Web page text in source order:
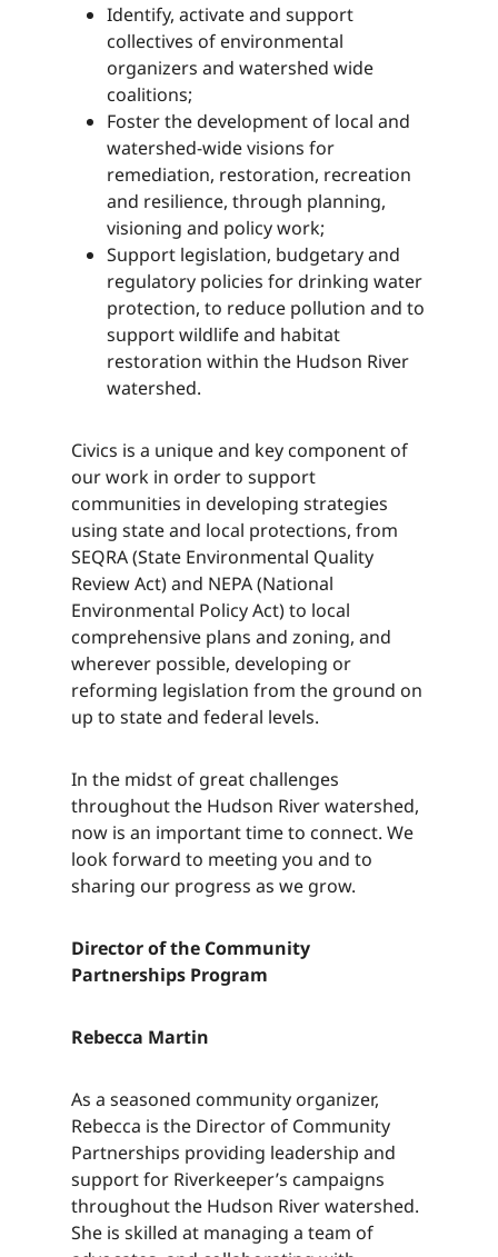
Identify, activate and support
collectives of environmental
organizers and watershed wide
coalitions;​​​​‌ ‍ ​‍​‍‌‍ ‌ ​‍‌‍‍‌‌‍‌ ‌‍‍‌‌‍ ‍​‍​‍​ ‍‍​‍​‍‌ ​ ‌‍​‌‌‍ ‍‌‍‍‌‌ ‌​‌ ‍‌​‍ ‍‌‍‍‌‌‍ ​‍​‍​‍ ​​‍​‍‌‍‍​‌ ​‍‌‍‌‌‌‍‌‍​‍​‍​ ‍‍​‍​‍‌‍‍​‌ ‌​‌ ‌​‌ ​​‌ ​ ​ ‍‍​‍ ​‍ ‌‍​ ‌‍ ‌‌ ​ ​‍ ‍‌‍ ‌‌‍​‌‌‍‍‌‌‍ ‍​‍ ‍​ ​‍​ ​​​ ​‍​ ‌​‌ ​‍‌‍‌‌‌‍‌​‌‍‌‌‌ ​ ‌‍‍‌‌‍‌ ‌‍ ‍​‍ ‍‌ ​‍‌‍‍‌‌ ‌‍‌‍‌‌‌ ​‍‌‍‍ ‌‍‌‌‌‍‌‌‌ ​​‌‍‌‌‌ ​‍​‍ ‍‌‍ ‌ ​‍‌‍‌ ​‍ ‌‍‍‌‌‍ ‍‌ ‌​‌‍‌‌‌‍ ‍‌ ‌​​‍ ‌‍‌‌‌‍‌​‌‍‍‌‌ ‌​​‍ ‌‍ ‌‌‍ ‌‍‌​‌‍‌‌​ ‌‌ ​​‌ ​‍‌‍‌‌‌ ​ ‌‍‌‌‌‍ ‍‌ ‌​‌‍​‌‌ ‌​‌‍‍‌‌‍ ‌‍ ‍​ ‍ ‌‍‍‌‌‍‌​​ ‌‌‍‌‍‌‍‌‌​ ‌​​ ​ ‌‍​‌​ ‍‌​ ‌ ​ ‌‍​‍ ‌​ ‍​​ ​ ​ ‍​​ ‍​​‍ ‌​ ‌​‌‍​‌​ ​‌​ ‌ ​‍ ‌‌‍​‍​ ‌ ‌‍​ ​ ​​​‍ ‌​ ‌​​ ‌‌​ ‌ ​ ‌​​ ​‍​ ‌‌​ ‍‌​ ​‌​ ​ ​ ‌‍​ ​ ‌‍​‌​ ‍ ‌ ‌​‌ ‍‌‌ ​​‌‍‌‌​ ‌‌‍​‌‌ ​‍‌ ‌​‌‍‍‌‌‍​ ‌‍ ​‌‍‌‌​ ‍ ‌ ​​‌‍​‌‌ ‌​‌‍‍​​ ‌‌‍​ ‌‍ ‌‍ ‍‌ ‌​‌‍‌‌‌‍ ‍‌ ‌​​‍‌‌​ ‌‌‌​​‍‌‌ ‌‍‍ ‌‍‌‌‌ ‍‌​‍‌‌​ ​ ‌​‌​​‍‌‌​ ​ ‌​‌​​‍‌‌​ ​‍​ ​‍​ ​‍​ ‌​‌‍‌‍​ ‍‌​ ​ ‌‍​ ‌‍​‍‌‍‌‍​ ‌​​ ​‌‌‍‌‌​ ​​​‍‌‌​ ​‍​ ​‍​‍‌‌​ ‌‌‌​‌​​‍ ‍‌‍​ ‌‍‍​‌‍‍‌‌‍ ​‌‍‌​‌ ​‍‌‍‌‌‌‍ ‍​‍‌‌​ ‌‌‌​​‍‌‌ ‌‍‍ ‌‍‌‌‌ ‍‌​‍‌‌​ ​ ‌​‌​​‍‌‌​ ​ ‌​‌​​‍‌‌​ ​‍​ ​‍​ ​‍​ ‌​‌‍‌‍​ ‍‌​ ​ ‌‍​ ‌‍​‍‌‍‌‍​ ‌​​ ​‌‌‍‌‌​ ​​​ ​​​‍‌‌​ ​‍​ ​‍​‍‌‌​ ‌‌‌​‌​​‍ ‍‌ ‌​‌‍‌‌‌ ‍​‌ ‌​​ ‌‍​‍‌‍​‌‌ ​ ‌‍‌‌‌‌‌‌‌ ​‍‌‍ ​​ ‌‌‍‍​‌ ‌​‌ ‌​‌ ​​‌ ​ ​‍‌‌​ ​ ‌​​‌​‍‌‌​ ​‍‌​‌‍​‍‌‌​ ​‍‌​‌‍‌‍​ ‌‍ ‌‌ ​ ​‍ ‍‌‍ ‌‌‍​‌‌‍‍‌‌‍ ‍​‍ ‍​ ​‍​ ​​​ ​‍​ ‌​‌ ​‍‌‍‌‌‌‍‌​‌‍‌‌‌ ​ ‌‍‍‌‌‍‌ ‌‍ ‍​‍ ‍‌ ​‍‌‍‍‌‌ ‌‍‌‍‌‌‌ ​‍‌‍‍ ‌‍‌‌‌‍‌‌‌ ​​‌‍‌‌‌ ​‍​‍ ‍‌‍ ‌ ​‍‌‍‌ ​‍‌‍‌‍‍‌‌‍‌​​ ‌‌‍‌‍‌‍‌‌​ ‌​​ ​ ‌‍​‌​ ‍‌​ ‌ ​ ‌‍​‍ ‌​ ‍​​ ​ ​ ‍​​ ‍​​‍ ‌​ ‌​‌‍​‌​ ​‌​ ‌ ​‍ ‌‌‍​‍​ ‌ ‌‍​ ​ ​​​‍ ‌​ ‌​​ ‌‌​ ‌ ​ ‌​​ ​‍​ ‌‌​ ‍‌​ ​‌​ ​ ​ ‌‍​ ​ ‌‍​‌​‍‌‍‌ ‌​‌ ‍‌‌ ​​‌‍‌‌​ ‌‌‍​‌‌ ​‍‌ ‌​‌‍‍‌‌‍​ ‌‍ ​‌‍‌‌​‍‌‍‌ ​​‌‍​‌‌ ‌​‌‍‍​​ ‌‌‍​ ‌‍ ‌‍ ‍‌ ‌​‌‍‌‌‌‍ ‍‌ ‌​​‍‌‌​ ‌‌‌​​‍‌‌ ‌‍‍ ‌‍‌‌‌ ‍‌​‍‌‌​ ​ ‌​‌​​‍‌‌​ ​ ‌​‌​​‍‌‌​ ​‍​ ​‍​ ​‍​ ‌​‌‍‌‍​ ‍‌​ ​ ‌‍​ ‌‍​‍‌‍‌‍​ ‌​​ ​‌‌‍‌‌​ ​​​‍‌‌​ ​‍​ ​‍​‍‌‌​ ‌‌‌​‌​​‍ ‍‌‍​ ‌‍‍​‌‍‍‌‌‍ ​‌‍‌​‌ ​‍‌‍‌‌‌‍ ‍​‍‌‌​ ‌‌‌​​‍‌‌ ‌‍‍ ‌‍‌‌‌ ‍‌​‍‌‌​ ​ ‌​‌​​‍‌‌​ ​ ‌​‌​​‍‌‌​ ​‍​ ​‍​ ​‍​ ‌​‌‍‌‍​ ‍‌​ ​ ‌‍​ ‌‍​‍‌‍‌‍​ ‌​​ ​‌‌‍‌‌​ ​​​ ​​​‍‌‌​ ​‍​ ​‍​‍‌‌​ ‌‌‌​‌​​‍ ‍‌ ‌​‌‍‌‌‌ ‍​‌ ‌​​‍‌‍‌ ​​‌‍‌‌‌ ​‍‌ ​ ‌ ​​‌‍‌‌‌‍​ ‌ ‌​‌‍‍‌‌ ‌‍‌‍‌‌​ ‌‌ ​​‌ ‌‌‌‍​‍‌‍ ​‌‍‍‌‌ ​ ‌‍‍​‌‍‌‌‌‍‌​​‍​‍‌ ‌
Foster the development of local and
watershed-wide visions for
remediation, restoration, recreation
and resilience, through planning,
visioning and policy work;​​​​‌ ‍ ​‍​‍‌‍ ‌ ​‍‌‍‍‌‌‍‌ ‌‍‍‌‌‍ ‍​‍​‍​ ‍‍​‍​‍‌ ​ ‌‍​‌‌‍ ‍‌‍‍‌‌ ‌​‌ ‍‌​‍ ‍‌‍‍‌‌‍ ​‍​‍​‍ ​​‍​‍‌‍‍​‌ ​‍‌‍‌‌‌‍‌‍​‍​‍​ ‍‍​‍​‍‌‍‍​‌ ‌​‌ ‌​‌ ​​‌ ​ ​ ‍‍​‍ ​‍ ‌‍​ ‌‍ ‌‌ ​ ​‍ ‍‌‍ ‌‌‍​‌‌‍‍‌‌‍ ‍​‍ ‍​ ​‍​ ​​​ ​‍​ ‌​‌ ​‍‌‍‌‌‌‍‌​‌‍‌‌‌ ​ ‌‍‍‌‌‍‌ ‌‍ ‍​‍ ‍‌ ​‍‌‍‍‌‌ ‌‍‌‍‌‌‌ ​‍‌‍‍ ‌‍‌‌‌‍‌‌‌ ​​‌‍‌‌‌ ​‍​‍ ‍‌‍ ‌ ​‍‌‍‌ ​‍ ‌‍‍‌‌‍ ‍‌ ‌​‌‍‌‌‌‍ ‍‌ ‌​​‍ ‌‍‌‌‌‍‌​‌‍‍‌‌ ‌​​‍ ‌‍ ‌‌‍ ‌‍‌​‌‍‌‌​ ‌‌ ​​‌ ​‍‌‍‌‌‌ ​ ‌‍‌‌‌‍ ‍‌ ‌​‌‍​‌‌ ‌​‌‍‍‌‌‍ ‌‍ ‍​ ‍ ‌‍‍‌‌‍‌​​ ‌‌‍‌‍‌‍‌‌​ ‌​​ ​ ‌‍​‌​ ‍‌​ ‌ ​ ‌‍​‍ ‌​ ‍​​ ​ ​ ‍​​ ‍​​‍ ‌​ ‌​‌‍​‌​ ​‌​ ‌ ​‍ ‌‌‍​‍​ ‌ ‌‍​ ​ ​​​‍ ‌​ ‌​​ ‌‌​ ‌ ​ ‌​​ ​‍​ ‌‌​ ‍‌​ ​‌​ ​ ​ ‌‍​ ​ ‌‍​‌​ ‍ ‌ ‌​‌ ‍‌‌ ​​‌‍‌‌​ ‌‌‍​‌‌ ​‍‌ ‌​‌‍‍‌‌‍​ ‌‍ ​‌‍‌‌​ ‍ ‌ ​​‌‍​‌‌ ‌​‌‍‍​​ ‌‌‍​ ‌‍ ‌‍ ‍‌ ‌​‌‍‌‌‌‍ ‍‌ ‌​​‍‌‌​ ‌‌‌​​‍‌‌ ‌‍‍ ‌‍‌‌‌ ‍‌​‍‌‌​ ​ ‌​‌​​‍‌‌​ ​ ‌​‌​​‍‌‌​ ​‍​ ​‍​ ‌‌​ ‍‌​ ​‌​ ​‍‌‍​‍​ ‌​‌‍‌‍‌‍‌‍​ ‍‌​ ​ ​ ‌ ‌‍‌‍​‍‌‌​ ​‍​ ​‍​‍‌‌​ ‌‌‌​‌​​‍ ‍‌‍​ ‌‍‍​‌‍‍‌‌‍ ​‌‍‌​‌ ​‍‌‍‌‌‌‍ ‍​‍‌‌​ ‌‌‌​​‍‌‌ ‌‍‍ ‌‍‌‌‌ ‍‌​‍‌‌​ ​ ‌​‌​​‍‌‌​ ​ ‌​‌​​‍‌‌​ ​‍​ ​‍​ ‌‌​ ‍‌​ ​‌​ ​‍‌‍​‍​ ‌​‌‍‌‍‌‍‌‍​ ‍‌​ ​ ​ ‌ ‌‍‌‍​ ​​​‍‌‌​ ​‍​ ​‍​‍‌‌​ ‌‌‌​‌​​‍ ‍‌ ‌​‌‍‌‌‌ ‍​‌ ‌​​ ‌‍​‍‌‍​‌‌ ​ ‌‍‌‌‌‌‌‌‌ ​‍‌‍ ​​ ‌‌‍‍​‌ ‌​‌ ‌​‌ ​​‌ ​ ​‍‌‌​ ​ ‌​​‌​‍‌‌​ ​‍‌​‌‍​‍‌‌​ ​‍‌​‌‍‌‍​ ‌‍ ‌‌ ​ ​‍ ‍‌‍ ‌‌‍​‌‌‍‍‌‌‍ ‍​‍ ‍​ ​‍​ ​​​ ​‍​ ‌​‌ ​‍‌‍‌‌‌‍‌​‌‍‌‌‌ ​ ‌‍‍‌‌‍‌ ‌‍ ‍​‍ ‍‌ ​‍‌‍‍‌‌ ‌‍‌‍‌‌‌ ​‍‌‍‍ ‌‍‌‌‌‍‌‌‌ ​​‌‍‌‌‌ ​‍​‍ ‍‌‍ ‌ ​‍‌‍‌ ​‍‌‍‌‍‍‌‌‍‌​​ ‌‌‍‌‍‌‍‌‌​ ‌​​ ​ ‌‍​‌​ ‍‌​ ‌ ​ ‌‍​‍ ‌​ ‍​​ ​ ​ ‍​​ ‍​​‍ ‌​ ‌​‌‍​‌​ ​‌​ ‌ ​‍ ‌‌‍​‍​ ‌ ‌‍​ ​ ​​​‍ ‌​ ‌​​ ‌‌​ ‌ ​ ‌​​ ​‍​ ‌‌​ ‍‌​ ​‌​ ​ ​ ‌‍​ ​ ‌‍​‌​‍‌‍‌ ‌​‌ ‍‌‌ ​​‌‍‌‌​ ‌‌‍​‌‌ ​‍‌ ‌​‌‍‍‌‌‍​ ‌‍ ​‌‍‌‌​‍‌‍‌ ​​‌‍​‌‌ ‌​‌‍‍​​ ‌‌‍​ ‌‍ ‌‍ ‍‌ ‌​‌‍‌‌‌‍ ‍‌ ‌​​‍‌‌​ ‌‌‌​​‍‌‌ ‌‍‍ ‌‍‌‌‌ ‍‌​‍‌‌​ ​ ‌​‌​​‍‌‌​ ​ ‌​‌​​‍‌‌​ ​‍​ ​‍​ ‌‌​ ‍‌​ ​‌​ ​‍‌‍​‍​ ‌​‌‍‌‍‌‍‌‍​ ‍‌​ ​ ​ ‌ ‌‍‌‍​‍‌‌​ ​‍​ ​‍​‍‌‌​ ‌‌‌​‌​​‍ ‍‌‍​ ‌‍‍​‌‍‍‌‌‍ ​‌‍‌​‌ ​‍‌‍‌‌‌‍ ‍​‍‌‌​ ‌‌‌​​‍‌‌ ‌‍‍ ‌‍‌‌‌ ‍‌​‍‌‌​ ​ ‌​‌​​‍‌‌​ ​ ‌​‌​​‍‌‌​ ​‍​ ​‍​ ‌‌​ ‍‌​ ​‌​ ​‍‌‍​‍​ ‌​‌‍‌‍‌‍‌‍​ ‍‌​ ​ ​ ‌ ‌‍‌‍​ ​​​‍‌‌​ ​‍​ ​‍​‍‌‌​ ‌‌‌​‌​​‍ ‍‌ ‌​‌‍‌‌‌ ‍​‌ ‌​​‍‌‍‌ ​​‌‍‌‌‌ ​‍‌ ​ ‌ ​​‌‍‌‌‌‍​ ‌ ‌​‌‍‍‌‌ ‌‍‌‍‌‌​ ‌‌ ​​‌ ‌‌‌‍​‍‌‍ ​‌‍‍‌‌ ​ ‌‍‍​‌‍‌‌‌‍‌​​‍​‍‌ ‌
Support legislation, budgetary and
regulatory policies for drinking water
protection, to reduce pollution and to
support wildlife and habitat
restoration within the Hudson River
watershed.​​​​‌ ‍ ​‍​‍‌‍ ‌ ​‍‌‍‍‌‌‍‌ ‌‍‍‌‌‍ ‍​‍​‍​ ‍‍​‍​‍‌ ​ ‌‍​‌‌‍ ‍‌‍‍‌‌ ‌​‌ ‍‌​‍ ‍‌‍‍‌‌‍ ​‍​‍​‍ ​​‍​‍‌‍‍​‌ ​‍‌‍‌‌‌‍‌‍​‍​‍​ ‍‍​‍​‍‌‍‍​‌ ‌​‌ ‌​‌ ​​‌ ​ ​ ‍‍​‍ ​‍ ‌‍​ ‌‍ ‌‌ ​ ​‍ ‍‌‍ ‌‌‍​‌‌‍‍‌‌‍ ‍​‍ ‍​ ​‍​ ​​​ ​‍​ ‌​‌ ​‍‌‍‌‌‌‍‌​‌‍‌‌‌ ​ ‌‍‍‌‌‍‌ ‌‍ ‍​‍ ‍‌ ​‍‌‍‍‌‌ ‌‍‌‍‌‌‌ ​‍‌‍‍ ‌‍‌‌‌‍‌‌‌ ​​‌‍‌‌‌ ​‍​‍ ‍‌‍ ‌ ​‍‌‍‌ ​‍ ‌‍‍‌‌‍ ‍‌ ‌​‌‍‌‌‌‍ ‍‌ ‌​​‍ ‌‍‌‌‌‍‌​‌‍‍‌‌ ‌​​‍ ‌‍ ‌‌‍ ‌‍‌​‌‍‌‌​ ‌‌ ​​‌ ​‍‌‍‌‌‌ ​ ‌‍‌‌‌‍ ‍‌ ‌​‌‍​‌‌ ‌​‌‍‍‌‌‍ ‌‍ ‍​ ‍ ‌‍‍‌‌‍‌​​ ‌‌‍‌‍‌‍‌‌​ ‌​​ ​ ‌‍​‌​ ‍‌​ ‌ ​ ‌‍​‍ ‌​ ‍​​ ​ ​ ‍​​ ‍​​‍ ‌​ ‌​‌‍​‌​ ​‌​ ‌ ​‍ ‌‌‍​‍​ ‌ ‌‍​ ​ ​​​‍ ‌​ ‌​​ ‌‌​ ‌ ​ ‌​​ ​‍​ ‌‌​ ‍‌​ ​‌​ ​ ​ ‌‍​ ​ ‌‍​‌​ ‍ ‌ ‌​‌ ‍‌‌ ​​‌‍‌‌​ ‌‌‍​‌‌ ​‍‌ ‌​‌‍‍‌‌‍​ ‌‍ ​‌‍‌‌​ ‍ ‌ ​​‌‍​‌‌ ‌​‌‍‍​​ ‌‌‍​ ‌‍ ‌‍ ‍‌ ‌​‌‍‌‌‌‍ ‍‌ ‌​​‍‌‌​ ‌‌‌​​‍‌‌ ‌‍‍ ‌‍‌‌‌ ‍‌​‍‌‌​ ​ ‌​‌​​‍‌‌​ ​ ‌​‌​​‍‌‌​ ​‍​ ​‍​ ‌​​ ‍​​ ‌‍​ ​​​ ​‌​ ‌ ‌‍​‌‌‍​‍​ ‌‌‌‍​‍​ ‍‌‌‍‌‍​‍‌‌​ ​‍​ ​‍​‍‌‌​ ‌‌‌​‌​​‍ ‍‌‍​ ‌‍‍​‌‍‍‌‌‍ ​‌‍‌​‌ ​‍‌‍‌‌‌‍ ‍​‍‌‌​ ‌‌‌​​‍‌‌ ‌‍‍ ‌‍‌‌‌ ‍‌​‍‌‌​ ​ ‌​‌​​‍‌‌​ ​ ‌​‌​​‍‌‌​ ​‍​ ​‍​ ‌​​ ‍​​ ‌‍​ ​​​ ​‌​ ‌ ‌‍​‌‌‍​‍​ ‌‌‌‍​‍​ ‍‌‌‍‌‍​ ​​​‍‌‌​ ​‍​ ​‍​‍‌‌​ ‌‌‌​‌​​‍ ‍‌ ‌​‌‍‌‌‌ ‍​‌ ‌​​ ‌‍​‍‌‍​‌‌ ​ ‌‍‌‌‌‌‌‌‌ ​‍‌‍ ​​ ‌‌‍‍​‌ ‌​‌ ‌​‌ ​​‌ ​ ​‍‌‌​ ​ ‌​​‌​‍‌‌​ ​‍‌​‌‍​‍‌‌​ ​‍‌​‌‍‌‍​ ‌‍ ‌‌ ​ ​‍ ‍‌‍ ‌‌‍​‌‌‍‍‌‌‍ ‍​‍ ‍​ ​‍​ ​​​ ​‍​ ‌​‌ ​‍‌‍‌‌‌‍‌​‌‍‌‌‌ ​ ‌‍‍‌‌‍‌ ‌‍ ‍​‍ ‍‌ ​‍‌‍‍‌‌ ‌‍‌‍‌‌‌ ​‍‌‍‍ ‌‍‌‌‌‍‌‌‌ ​​‌‍‌‌‌ ​‍​‍ ‍‌‍ ‌ ​‍‌‍‌ ​‍‌‍‌‍‍‌‌‍‌​​ ‌‌‍‌‍‌‍‌‌​ ‌​​ ​ ‌‍​‌​ ‍‌​ ‌ ​ ‌‍​‍ ‌​ ‍​​ ​ ​ ‍​​ ‍​​‍ ‌​ ‌​‌‍​‌​ ​‌​ ‌ ​‍ ‌‌‍​‍​ ‌ ‌‍​ ​ ​​​‍ ‌​ ‌​​ ‌‌​ ‌ ​ ‌​​ ​‍​ ‌‌​ ‍‌​ ​‌​ ​ ​ ‌‍​ ​ ‌‍​‌​‍‌‍‌ ‌​‌ ‍‌‌ ​​‌‍‌‌​ ‌‌‍​‌‌ ​‍‌ ‌​‌‍‍‌‌‍​ ‌‍ ​‌‍‌‌​‍‌‍‌ ​​‌‍​‌‌ ‌​‌‍‍​​ ‌‌‍​ ‌‍ ‌‍ ‍‌ ‌​‌‍‌‌‌‍ ‍‌ ‌​​‍‌‌​ ‌‌‌​​‍‌‌ ‌‍‍ ‌‍‌‌‌ ‍‌​‍‌‌​ ​ ‌​‌​​‍‌‌​ ​ ‌​‌​​‍‌‌​ ​‍​ ​‍​ ‌​​ ‍​​ ‌‍​ ​​​ ​‌​ ‌ ‌‍​‌‌‍​‍​ ‌‌‌‍​‍​ ‍‌‌‍‌‍​‍‌‌​ ​‍​ ​‍​‍‌‌​ ‌‌‌​‌​​‍ ‍‌‍​ ‌‍‍​‌‍‍‌‌‍ ​‌‍‌​‌ ​‍‌‍‌‌‌‍ ‍​‍‌‌​ ‌‌‌​​‍‌‌ ‌‍‍ ‌‍‌‌‌ ‍‌​‍‌‌​ ​ ‌​‌​​‍‌‌​ ​ ‌​‌​​‍‌‌​ ​‍​ ​‍​ ‌​​ ‍​​ ‌‍​ ​​​ ​‌​ ‌ ‌‍​‌‌‍​‍​ ‌‌‌‍​‍​ ‍‌‌‍‌‍​ ​​​‍‌‌​ ​‍​ ​‍​‍‌‌​ ‌‌‌​‌​​‍ ‍‌ ‌​‌‍‌‌‌ ‍​‌ ‌​​‍‌‍‌ ​​‌‍‌‌‌ ​‍‌ ​ ‌ ​​‌‍‌‌‌‍​ ‌ ‌​‌‍‍‌‌ ‌‍‌‍‌‌​ ‌‌ ​​‌ ‌‌‌‍​‍‌‍ ​‌‍‍‌‌ ​ ‌‍‍​‌‍‌‌‌‍‌​​‍​‍‌ ‌
Civics is a unique and key component of
our work in order to support
communities in developing strategies
using state and local protections, from
SEQRA (State Environmental Quality
Review Act) and NEPA (National
Environmental Policy Act) to local
comprehensive plans and zoning, and
wherever possible, developing or
reforming legislation from the ground on
up to state and federal levels.​​​​‌ ‍ ​‍​‍‌‍ ‌ ​‍‌‍‍‌‌‍‌ ‌‍‍‌‌‍ ‍​‍​‍​ ‍‍​‍​‍‌ ​ ‌‍​‌‌‍ ‍‌‍‍‌‌ ‌​‌ ‍‌​‍ ‍‌‍‍‌‌‍ ​‍​‍​‍ ​​‍​‍‌‍‍​‌ ​‍‌‍‌‌‌‍‌‍​‍​‍​ ‍‍​‍​‍‌‍‍​‌ ‌​‌ ‌​‌ ​​‌ ​ ​ ‍‍​‍ ​‍ ‌‍​ ‌‍ ‌‌ ​ ​‍ ‍‌‍ ‌‌‍​‌‌‍‍‌‌‍ ‍​‍ ‍​ ​‍​ ​​​ ​‍​ ‌​‌ ​‍‌‍‌‌‌‍‌​‌‍‌‌‌ ​ ‌‍‍‌‌‍‌ ‌‍ ‍​‍ ‍‌ ​‍‌‍‍‌‌ ‌‍‌‍‌‌‌ ​‍‌‍‍ ‌‍‌‌‌‍‌‌‌ ​​‌‍‌‌‌ ​‍​‍ ‍‌‍ ‌ ​‍‌‍‌ ​‍ ‌‍‍‌‌‍ ‍‌ ‌​‌‍‌‌‌‍ ‍‌ ‌​​‍ ‌‍‌‌‌‍‌​‌‍‍‌‌ ‌​​‍ ‌‍ ‌‌‍ ‌‍‌​‌‍‌‌​ ‌‌ ​​‌ ​‍‌‍‌‌‌ ​ ‌‍‌‌‌‍ ‍‌ ‌​‌‍​‌‌ ‌​‌‍‍‌‌‍ ‌‍ ‍​ ‍ ‌‍‍‌‌‍‌​​ ‌‌‍‌‍‌‍‌‌​ ‌​​ ​ ‌‍​‌​ ‍‌​ ‌ ​ ‌‍​‍ ‌​ ‍​​ ​ ​ ‍​​ ‍​​‍ ‌​ ‌​‌‍​‌​ ​‌​ ‌ ​‍ ‌‌‍​‍​ ‌ ‌‍​ ​ ​​​‍ ‌​ ‌​​ ‌‌​ ‌ ​ ‌​​ ​‍​ ‌‌​ ‍‌​ ​‌​ ​ ​ ‌‍​ ​ ‌‍​‌​ ‍ ‌ ‌​‌ ‍‌‌ ​​‌‍‌‌​ ‌‌‍​‌‌ ​‍‌ ‌​‌‍‍‌‌‍​ ‌‍ ​‌‍‌‌​ ‍ ‌ ​​‌‍​‌‌ ‌​‌‍‍​​ ‌‌‍​ ‌‍ ‌‍ ‍‌ ‌​‌‍‌‌‌‍ ‍‌ ‌​​‍‌‌​ ‌‌‌​​‍‌‌ ‌‍‍ ‌‍‌‌‌ ‍‌​‍‌‌​ ​ ‌​‌​​‍‌‌​ ​ ‌​‌​​‍‌‌​ ​‍​ ​‍​ ‌‍​ ‍​​ ‍‌​ ‍‌​ ‍‌​ ​‌​ ​​​ ‌ ​ ‌‍‌‍‌‍‌‍​‌‌‍​ ​‍‌‌​ ​‍​ ​‍​‍‌‌​ ‌‌‌​‌​​‍ ‍‌‍​ ‌‍‍​‌‍‍‌‌‍ ​‌‍‌​‌ ​‍‌‍‌‌‌‍ ‍​‍‌‌​ ‌‌‌​​‍‌‌ ‌‍‍ ‌‍‌‌‌ ‍‌​‍‌‌​ ​ ‌​‌​​‍‌‌​ ​ ‌​‌​​‍‌‌​ ​‍​ ​‍​ ‌‍​ ‍​​ ‍‌​ ‍‌​ ‍‌​ ​‌​ ​​​ ‌ ​ ‌‍‌‍‌‍‌‍​‌‌‍​ ​ ​​​‍‌‌​ ​‍​ ​‍​‍‌‌​ ‌‌‌​‌​​‍ ‍‌ ‌​‌‍‌‌‌ ‍​‌ ‌​​ ‌‍​‍‌‍​‌‌ ​ ‌‍‌‌‌‌‌‌‌ ​‍‌‍ ​​ ‌‌‍‍​‌ ‌​‌ ‌​‌ ​​‌ ​ ​‍‌‌​ ​ ‌​​‌​‍‌‌​ ​‍‌​‌‍​‍‌‌​ ​‍‌​‌‍‌‍​ ‌‍ ‌‌ ​ ​‍ ‍‌‍ ‌‌‍​‌‌‍‍‌‌‍ ‍​‍ ‍​ ​‍​ ​​​ ​‍​ ‌​‌ ​‍‌‍‌‌‌‍‌​‌‍‌‌‌ ​ ‌‍‍‌‌‍‌ ‌‍ ‍​‍ ‍‌ ​‍‌‍‍‌‌ ‌‍‌‍‌‌‌ ​‍‌‍‍ ‌‍‌‌‌‍‌‌‌ ​​‌‍‌‌‌ ​‍​‍ ‍‌‍ ‌ ​‍‌‍‌ ​‍‌‍‌‍‍‌‌‍‌​​ ‌‌‍‌‍‌‍‌‌​ ‌​​ ​ ‌‍​‌​ ‍‌​ ‌ ​ ‌‍​‍ ‌​ ‍​​ ​ ​ ‍​​ ‍​​‍ ‌​ ‌​‌‍​‌​ ​‌​ ‌ ​‍ ‌‌‍​‍​ ‌ ‌‍​ ​ ​​​‍ ‌​ ‌​​ ‌‌​ ‌ ​ ‌​​ ​‍​ ‌‌​ ‍‌​ ​‌​ ​ ​ ‌‍​ ​ ‌‍​‌​‍‌‍‌ ‌​‌ ‍‌‌ ​​‌‍‌‌​ ‌‌‍​‌‌ ​‍‌ ‌​‌‍‍‌‌‍​ ‌‍ ​‌‍‌‌​‍‌‍‌ ​​‌‍​‌‌ ‌​‌‍‍​​ ‌‌‍​ ‌‍ ‌‍ ‍‌ ‌​‌‍‌‌‌‍ ‍‌ ‌​​‍‌‌​ ‌‌‌​​‍‌‌ ‌‍‍ ‌‍‌‌‌ ‍‌​‍‌‌​ ​ ‌​‌​​‍‌‌​ ​ ‌​‌​​‍‌‌​ ​‍​ ​‍​ ‌‍​ ‍​​ ‍‌​ ‍‌​ ‍‌​ ​‌​ ​​​ ‌ ​ ‌‍‌‍‌‍‌‍​‌‌‍​ ​‍‌‌​ ​‍​ ​‍​‍‌‌​ ‌‌‌​‌​​‍ ‍‌‍​ ‌‍‍​‌‍‍‌‌‍ ​‌‍‌​‌ ​‍‌‍‌‌‌‍ ‍​‍‌‌​ ‌‌‌​​‍‌‌ ‌‍‍ ‌‍‌‌‌ ‍‌​‍‌‌​ ​ ‌​‌​​‍‌‌​ ​ ‌​‌​​‍‌‌​ ​‍​ ​‍​ ‌‍​ ‍​​ ‍‌​ ‍‌​ ‍‌​ ​‌​ ​​​ ‌ ​ ‌‍‌‍‌‍‌‍​‌‌‍​ ​ ​​​‍‌‌​ ​‍​ ​‍​‍‌‌​ ‌‌‌​‌​​‍ ‍‌ ‌​‌‍‌‌‌ ‍​‌ ‌​​‍‌‍‌ ​​‌‍‌‌‌ ​‍‌ ​ ‌ ​​‌‍‌‌‌‍​ ‌ ‌​‌‍‍‌‌ ‌‍‌‍‌‌​ ‌‌ ​​‌ ‌‌‌‍​‍‌‍ ​‌‍‍‌‌ ​ ‌‍‍​‌‍‌‌‌‍‌​​‍​‍‌ ‌
In the midst of great challenges
throughout the Hudson River watershed,
now is an important time to connect. We
look forward to meeting you and to
sharing our progress as we grow.​​​​‌ ‍ ​‍​‍‌‍ ‌ ​‍‌‍‍‌‌‍‌ ‌‍‍‌‌‍ ‍​‍​‍​ ‍‍​‍​‍‌ ​ ‌‍​‌‌‍ ‍‌‍‍‌‌ ‌​‌ ‍‌​‍ ‍‌‍‍‌‌‍ ​‍​‍​‍ ​​‍​‍‌‍‍​‌ ​‍‌‍‌‌‌‍‌‍​‍​‍​ ‍‍​‍​‍‌‍‍​‌ ‌​‌ ‌​‌ ​​‌ ​ ​ ‍‍​‍ ​‍ ‌‍​ ‌‍ ‌‌ ​ ​‍ ‍‌‍ ‌‌‍​‌‌‍‍‌‌‍ ‍​‍ ‍​ ​‍​ ​​​ ​‍​ ‌​‌ ​‍‌‍‌‌‌‍‌​‌‍‌‌‌ ​ ‌‍‍‌‌‍‌ ‌‍ ‍​‍ ‍‌ ​‍‌‍‍‌‌ ‌‍‌‍‌‌‌ ​‍‌‍‍ ‌‍‌‌‌‍‌‌‌ ​​‌‍‌‌‌ ​‍​‍ ‍‌‍ ‌ ​‍‌‍‌ ​‍ ‌‍‍‌‌‍ ‍‌ ‌​‌‍‌‌‌‍ ‍‌ ‌​​‍ ‌‍‌‌‌‍‌​‌‍‍‌‌ ‌​​‍ ‌‍ ‌‌‍ ‌‍‌​‌‍‌‌​ ‌‌ ​​‌ ​‍‌‍‌‌‌ ​ ‌‍‌‌‌‍ ‍‌ ‌​‌‍​‌‌ ‌​‌‍‍‌‌‍ ‌‍ ‍​ ‍ ‌‍‍‌‌‍‌​​ ‌‌‍‌‍‌‍‌‌​ ‌​​ ​ ‌‍​‌​ ‍‌​ ‌ ​ ‌‍​‍ ‌​ ‍​​ ​ ​ ‍​​ ‍​​‍ ‌​ ‌​‌‍​‌​ ​‌​ ‌ ​‍ ‌‌‍​‍​ ‌ ‌‍​ ​ ​​​‍ ‌​ ‌​​ ‌‌​ ‌ ​ ‌​​ ​‍​ ‌‌​ ‍‌​ ​‌​ ​ ​ ‌‍​ ​ ‌‍​‌​ ‍ ‌ ‌​‌ ‍‌‌ ​​‌‍‌‌​ ‌‌‍​‌‌ ​‍‌ ‌​‌‍‍‌‌‍​ ‌‍ ​‌‍‌‌​ ‍ ‌ ​​‌‍​‌‌ ‌​‌‍‍​​ ‌‌‍​ ‌‍ ‌‍ ‍‌ ‌​‌‍‌‌‌‍ ‍‌ ‌​​‍‌‌​ ‌‌‌​​‍‌‌ ‌‍‍ ‌‍‌‌‌ ‍‌​‍‌‌​ ​ ‌​‌​​‍‌‌​ ​ ‌​‌​​‍‌‌​ ​‍​ ​‍‌‍​‌​ ‌‍​ ‌​​ ‌ ‌‍‌‌​ ​​‌‍‌‌‌‍​‍​ ​​‌‍​ ​ ‌ ​ ‍​​‍‌‌​ ​‍​ ​‍​‍‌‌​ ‌‌‌​‌​​‍ ‍‌‍​ ‌‍‍​‌‍‍‌‌‍ ​‌‍‌​‌ ​‍‌‍‌‌‌‍ ‍​‍‌‌​ ‌‌‌​​‍‌‌ ‌‍‍ ‌‍‌‌‌ ‍‌​‍‌‌​ ​ ‌​‌​​‍‌‌​ ​ ‌​‌​​‍‌‌​ ​‍​ ​‍‌‍​‌​ ‌‍​ ‌​​ ‌ ‌‍‌‌​ ​​‌‍‌‌‌‍​‍​ ​​‌‍​ ​ ‌ ​ ‍​​ ​​​‍‌‌​ ​‍​ ​‍​‍‌‌​ ‌‌‌​‌​​‍ ‍‌ ‌​‌‍‌‌‌ ‍​‌ ‌​​ ‌‍​‍‌‍​‌‌ ​ ‌‍‌‌‌‌‌‌‌ ​‍‌‍ ​​ ‌‌‍‍​‌ ‌​‌ ‌​‌ ​​‌ ​ ​‍‌‌​ ​ ‌​​‌​‍‌‌​ ​‍‌​‌‍​‍‌‌​ ​‍‌​‌‍‌‍​ ‌‍ ‌‌ ​ ​‍ ‍‌‍ ‌‌‍​‌‌‍‍‌‌‍ ‍​‍ ‍​ ​‍​ ​​​ ​‍​ ‌​‌ ​‍‌‍‌‌‌‍‌​‌‍‌‌‌ ​ ‌‍‍‌‌‍‌ ‌‍ ‍​‍ ‍‌ ​‍‌‍‍‌‌ ‌‍‌‍‌‌‌ ​‍‌‍‍ ‌‍‌‌‌‍‌‌‌ ​​‌‍‌‌‌ ​‍​‍ ‍‌‍ ‌ ​‍‌‍‌ ​‍‌‍‌‍‍‌‌‍‌​​ ‌‌‍‌‍‌‍‌‌​ ‌​​ ​ ‌‍​‌​ ‍‌​ ‌ ​ ‌‍​‍ ‌​ ‍​​ ​ ​ ‍​​ ‍​​‍ ‌​ ‌​‌‍​‌​ ​‌​ ‌ ​‍ ‌‌‍​‍​ ‌ ‌‍​ ​ ​​​‍ ‌​ ‌​​ ‌‌​ ‌ ​ ‌​​ ​‍​ ‌‌​ ‍‌​ ​‌​ ​ ​ ‌‍​ ​ ‌‍​‌​‍‌‍‌ ‌​‌ ‍‌‌ ​​‌‍‌‌​ ‌‌‍​‌‌ ​‍‌ ‌​‌‍‍‌‌‍​ ‌‍ ​‌‍‌‌​‍‌‍‌ ​​‌‍​‌‌ ‌​‌‍‍​​ ‌‌‍​ ‌‍ ‌‍ ‍‌ ‌​‌‍‌‌‌‍ ‍‌ ‌​​‍‌‌​ ‌‌‌​​‍‌‌ ‌‍‍ ‌‍‌‌‌ ‍‌​‍‌‌​ ​ ‌​‌​​‍‌‌​ ​ ‌​‌​​‍‌‌​ ​‍​ ​‍‌‍​‌​ ‌‍​ ‌​​ ‌ ‌‍‌‌​ ​​‌‍‌‌‌‍​‍​ ​​‌‍​ ​ ‌ ​ ‍​​‍‌‌​ ​‍​ ​‍​‍‌‌​ ‌‌‌​‌​​‍ ‍‌‍​ ‌‍‍​‌‍‍‌‌‍ ​‌‍‌​‌ ​‍‌‍‌‌‌‍ ‍​‍‌‌​ ‌‌‌​​‍‌‌ ‌‍‍ ‌‍‌‌‌ ‍‌​‍‌‌​ ​ ‌​‌​​‍‌‌​ ​ ‌​‌​​‍‌‌​ ​‍​ ​‍‌‍​‌​ ‌‍​ ‌​​ ‌ ‌‍‌‌​ ​​‌‍‌‌‌‍​‍​ ​​‌‍​ ​ ‌ ​ ‍​​ ​​​‍‌‌​ ​‍​ ​‍​‍‌‌​ ‌‌‌​‌​​‍ ‍‌ ‌​‌‍‌‌‌ ‍​‌ ‌​​‍‌‍‌ ​​‌‍‌‌‌ ​‍‌ ​ ‌ ​​‌‍‌‌‌‍​ ‌ ‌​‌‍‍‌‌ ‌‍‌‍‌‌​ ‌‌ ​​‌ ‌‌‌‍​‍‌‍ ​‌‍‍‌‌ ​ ‌‍‍​‌‍‌‌‌‍‌​​‍​‍‌ ‌
Director of the Community
Partnerships Program​​​​‌ ‍ ​‍​‍‌‍ ‌ ​‍‌‍‍‌‌‍‌ ‌‍‍‌‌‍ ‍​‍​‍​ ‍‍​‍​‍‌ ​ ‌‍​‌‌‍ ‍‌‍‍‌‌ ‌​‌ ‍‌​‍ ‍‌‍‍‌‌‍ ​‍​‍​‍ ​​‍​‍‌‍‍​‌ ​‍‌‍‌‌‌‍‌‍​‍​‍​ ‍‍​‍​‍‌‍‍​‌ ‌​‌ ‌​‌ ​​‌ ​ ​ ‍‍​‍ ​‍ ‌‍​ ‌‍ ‌‌ ​ ​‍ ‍‌‍ ‌‌‍​‌‌‍‍‌‌‍ ‍​‍ ‍​ ​‍​ ​​​ ​‍​ ‌​‌ ​‍‌‍‌‌‌‍‌​‌‍‌‌‌ ​ ‌‍‍‌‌‍‌ ‌‍ ‍​‍ ‍‌ ​‍‌‍‍‌‌ ‌‍‌‍‌‌‌ ​‍‌‍‍ ‌‍‌‌‌‍‌‌‌ ​​‌‍‌‌‌ ​‍​‍ ‍‌‍ ‌ ​‍‌‍‌ ​‍ ‌‍‍‌‌‍ ‍‌ ‌​‌‍‌‌‌‍ ‍‌ ‌​​‍ ‌‍‌‌‌‍‌​‌‍‍‌‌ ‌​​‍ ‌‍ ‌‌‍ ‌‍‌​‌‍‌‌​ ‌‌ ​​‌ ​‍‌‍‌‌‌ ​ ‌‍‌‌‌‍ ‍‌ ‌​‌‍​‌‌ ‌​‌‍‍‌‌‍ ‌‍ ‍​ ‍ ‌‍‍‌‌‍‌​​ ‌‌‍‌‍‌‍‌‌​ ‌​​ ​ ‌‍​‌​ ‍‌​ ‌ ​ ‌‍​‍ ‌​ ‍​​ ​ ​ ‍​​ ‍​​‍ ‌​ ‌​‌‍​‌​ ​‌​ ‌ ​‍ ‌‌‍​‍​ ‌ ‌‍​ ​ ​​​‍ ‌​ ‌​​ ‌‌​ ‌ ​ ‌​​ ​‍​ ‌‌​ ‍‌​ ​‌​ ​ ​ ‌‍​ ​ ‌‍​‌​ ‍ ‌ ‌​‌ ‍‌‌ ​​‌‍‌‌​ ‌‌‍​‌‌ ​‍‌ ‌​‌‍‍‌‌‍​ ‌‍ ​‌‍‌‌​ ‍ ‌ ​​‌‍​‌‌ ‌​‌‍‍​​ ‌‌‍​ ‌‍ ‌‍ ‍‌ ‌​‌‍‌‌‌‍ ‍‌ ‌​​‍‌‌​ ‌‌‌​​‍‌‌ ‌‍‍ ‌‍‌‌‌ ‍‌​‍‌‌​ ​ ‌​‌​​‍‌‌​ ​ ‌​‌​​‍‌‌​ ​‍​ ​‍​ ‌ ‌‍​ ‌‍‌​‌‍​‌​ ​‌‌‍​‍​ ‌​​ ‌‌​ ‍​​ ‌ ​ ‍​‌‍​ ​‍‌‌​ ​‍​ ​‍​‍‌‌​ ‌‌‌​‌​​‍ ‍‌‍​ ‌‍‍​‌‍‍‌‌‍ ​‌‍‌​‌ ​‍‌‍‌‌‌‍ ‍​‍‌‌​ ‌‌‌​​‍‌‌ ‌‍‍ ‌‍‌‌‌ ‍‌​‍‌‌​ ​ ‌​‌​​‍‌‌​ ​ ‌​‌​​‍‌‌​ ​‍​ ​‍​ ‌ ‌‍​ ‌‍‌​‌‍​‌​ ​‌‌‍​‍​ ‌​​ ‌‌​ ‍​​ ‌ ​ ‍​‌‍​ ​ ​​​‍‌‌​ ​‍​ ​‍​‍‌‌​ ‌‌‌​‌​​‍ ‍‌ ‌​‌‍‌‌‌ ‍​‌ ‌​​ ‌‍​‍‌‍​‌‌ ​ ‌‍‌‌‌‌‌‌‌ ​‍‌‍ ​​ ‌‌‍‍​‌ ‌​‌ ‌​‌ ​​‌ ​ ​‍‌‌​ ​ ‌​​‌​‍‌‌​ ​‍‌​‌‍​‍‌‌​ ​‍‌​‌‍‌‍​ ‌‍ ‌‌ ​ ​‍ ‍‌‍ ‌‌‍​‌‌‍‍‌‌‍ ‍​‍ ‍​ ​‍​ ​​​ ​‍​ ‌​‌ ​‍‌‍‌‌‌‍‌​‌‍‌‌‌ ​ ‌‍‍‌‌‍‌ ‌‍ ‍​‍ ‍‌ ​‍‌‍‍‌‌ ‌‍‌‍‌‌‌ ​‍‌‍‍ ‌‍‌‌‌‍‌‌‌ ​​‌‍‌‌‌ ​‍​‍ ‍‌‍ ‌ ​‍‌‍‌ ​‍‌‍‌‍‍‌‌‍‌​​ ‌‌‍‌‍‌‍‌‌​ ‌​​ ​ ‌‍​‌​ ‍‌​ ‌ ​ ‌‍​‍ ‌​ ‍​​ ​ ​ ‍​​ ‍​​‍ ‌​ ‌​‌‍​‌​ ​‌​ ‌ ​‍ ‌‌‍​‍​ ‌ ‌‍​ ​ ​​​‍ ‌​ ‌​​ ‌‌​ ‌ ​ ‌​​ ​‍​ ‌‌​ ‍‌​ ​‌​ ​ ​ ‌‍​ ​ ‌‍​‌​‍‌‍‌ ‌​‌ ‍‌‌ ​​‌‍‌‌​ ‌‌‍​‌‌ ​‍‌ ‌​‌‍‍‌‌‍​ ‌‍ ​‌‍‌‌​‍‌‍‌ ​​‌‍​‌‌ ‌​‌‍‍​​ ‌‌‍​ ‌‍ ‌‍ ‍‌ ‌​‌‍‌‌‌‍ ‍‌ ‌​​‍‌‌​ ‌‌‌​​‍‌‌ ‌‍‍ ‌‍‌‌‌ ‍‌​‍‌‌​ ​ ‌​‌​​‍‌‌​ ​ ‌​‌​​‍‌‌​ ​‍​ ​‍​ ‌ ‌‍​ ‌‍‌​‌‍​‌​ ​‌‌‍​‍​ ‌​​ ‌‌​ ‍​​ ‌ ​ ‍​‌‍​ ​‍‌‌​ ​‍​ ​‍​‍‌‌​ ‌‌‌​‌​​‍ ‍‌‍​ ‌‍‍​‌‍‍‌‌‍ ​‌‍‌​‌ ​‍‌‍‌‌‌‍ ‍​‍‌‌​ ‌‌‌​​‍‌‌ ‌‍‍ ‌‍‌‌‌ ‍‌​‍‌‌​ ​ ‌​‌​​‍‌‌​ ​ ‌​‌​​‍‌‌​ ​‍​ ​‍​ ‌ ‌‍​ ‌‍‌​‌‍​‌​ ​‌‌‍​‍​ ‌​​ ‌‌​ ‍​​ ‌ ​ ‍​‌‍​ ​ ​​​‍‌‌​ ​‍​ ​‍​‍‌‌​ ‌‌‌​‌​​‍ ‍‌ ‌​‌‍‌‌‌ ‍​‌ ‌​​‍‌‍‌ ​​‌‍‌‌‌ ​‍‌ ​ ‌ ​​‌‍‌‌‌‍​ ‌ ‌​‌‍‍‌‌ ‌‍‌‍‌‌​ ‌‌ ​​‌ ‌‌‌‍​‍‌‍ ​‌‍‍‌‌ ​ ‌‍‍​‌‍‌‌‌‍‌​​‍​‍‌ ‌
Rebecca Martin​​​​‌ ‍ ​‍​‍‌‍ ‌ ​‍‌‍‍‌‌‍‌ ‌‍‍‌‌‍ ‍​‍​‍​ ‍‍​‍​‍‌ ​ ‌‍​‌‌‍ ‍‌‍‍‌‌ ‌​‌ ‍‌​‍ ‍‌‍‍‌‌‍ ​‍​‍​‍ ​​‍​‍‌‍‍​‌ ​‍‌‍‌‌‌‍‌‍​‍​‍​ ‍‍​‍​‍‌‍‍​‌ ‌​‌ ‌​‌ ​​‌ ​ ​ ‍‍​‍ ​‍ ‌‍​ ‌‍ ‌‌ ​ ​‍ ‍‌‍ ‌‌‍​‌‌‍‍‌‌‍ ‍​‍ ‍​ ​‍​ ​​​ ​‍​ ‌​‌ ​‍‌‍‌‌‌‍‌​‌‍‌‌‌ ​ ‌‍‍‌‌‍‌ ‌‍ ‍​‍ ‍‌ ​‍‌‍‍‌‌ ‌‍‌‍‌‌‌ ​‍‌‍‍ ‌‍‌‌‌‍‌‌‌ ​​‌‍‌‌‌ ​‍​‍ ‍‌‍ ‌ ​‍‌‍‌ ​‍ ‌‍‍‌‌‍ ‍‌ ‌​‌‍‌‌‌‍ ‍‌ ‌​​‍ ‌‍‌‌‌‍‌​‌‍‍‌‌ ‌​​‍ ‌‍ ‌‌‍ ‌‍‌​‌‍‌‌​ ‌‌ ​​‌ ​‍‌‍‌‌‌ ​ ‌‍‌‌‌‍ ‍‌ ‌​‌‍​‌‌ ‌​‌‍‍‌‌‍ ‌‍ ‍​ ‍ ‌‍‍‌‌‍‌​​ ‌‌‍‌‍‌‍‌‌​ ‌​​ ​ ‌‍​‌​ ‍‌​ ‌ ​ ‌‍​‍ ‌​ ‍​​ ​ ​ ‍​​ ‍​​‍ ‌​ ‌​‌‍​‌​ ​‌​ ‌ ​‍ ‌‌‍​‍​ ‌ ‌‍​ ​ ​​​‍ ‌​ ‌​​ ‌‌​ ‌ ​ ‌​​ ​‍​ ‌‌​ ‍‌​ ​‌​ ​ ​ ‌‍​ ​ ‌‍​‌​ ‍ ‌ ‌​‌ ‍‌‌ ​​‌‍‌‌​ ‌‌‍​‌‌ ​‍‌ ‌​‌‍‍‌‌‍​ ‌‍ ​‌‍‌‌​ ‍ ‌ ​​‌‍​‌‌ ‌​‌‍‍​​ ‌‌‍​ ‌‍ ‌‍ ‍‌ ‌​‌‍‌‌‌‍ ‍‌ ‌​​‍‌‌​ ‌‌‌​​‍‌‌ ‌‍‍ ‌‍‌‌‌ ‍‌​‍‌‌​ ​ ‌​‌​​‍‌‌​ ​ ‌​‌​​‍‌‌​ ​‍​ ​‍‌‍​‍‌‍‌‍​ ‌‍​ ‌‍​ ​​​ ‌ ‌‍‌‍​ ​​​ ‌‌​ ​ ‌‍‌‌‌‍​ ​‍‌‌​ ​‍​ ​‍​‍‌‌​ ‌‌‌​‌​​‍ ‍‌‍​ ‌‍‍​‌‍‍‌‌‍ ​‌‍‌​‌ ​‍‌‍‌‌‌‍ ‍​‍‌‌​ ‌‌‌​​‍‌‌ ‌‍‍ ‌‍‌‌‌ ‍‌​‍‌‌​ ​ ‌​‌​​‍‌‌​ ​ ‌​‌​​‍‌‌​ ​‍​ ​‍‌‍​‍‌‍‌‍​ ‌‍​ ‌‍​ ​​​ ‌ ‌‍‌‍​ ​​​ ‌‌​ ​ ‌‍‌‌‌‍​ ​ ​​​‍‌‌​ ​‍​ ​‍​‍‌‌​ ‌‌‌​‌​​‍ ‍‌ ‌​‌‍‌‌‌ ‍​‌ ‌​​ ‌‍​‍‌‍​‌‌ ​ ‌‍‌‌‌‌‌‌‌ ​‍‌‍ ​​ ‌‌‍‍​‌ ‌​‌ ‌​‌ ​​‌ ​ ​‍‌‌​ ​ ‌​​‌​‍‌‌​ ​‍‌​‌‍​‍‌‌​ ​‍‌​‌‍‌‍​ ‌‍ ‌‌ ​ ​‍ ‍‌‍ ‌‌‍​‌‌‍‍‌‌‍ ‍​‍ ‍​ ​‍​ ​​​ ​‍​ ‌​‌ ​‍‌‍‌‌‌‍‌​‌‍‌‌‌ ​ ‌‍‍‌‌‍‌ ‌‍ ‍​‍ ‍‌ ​‍‌‍‍‌‌ ‌‍‌‍‌‌‌ ​‍‌‍‍ ‌‍‌‌‌‍‌‌‌ ​​‌‍‌‌‌ ​‍​‍ ‍‌‍ ‌ ​‍‌‍‌ ​‍‌‍‌‍‍‌‌‍‌​​ ‌‌‍‌‍‌‍‌‌​ ‌​​ ​ ‌‍​‌​ ‍‌​ ‌ ​ ‌‍​‍ ‌​ ‍​​ ​ ​ ‍​​ ‍​​‍ ‌​ ‌​‌‍​‌​ ​‌​ ‌ ​‍ ‌‌‍​‍​ ‌ ‌‍​ ​ ​​​‍ ‌​ ‌​​ ‌‌​ ‌ ​ ‌​​ ​‍​ ‌‌​ ‍‌​ ​‌​ ​ ​ ‌‍​ ​ ‌‍​‌​‍‌‍‌ ‌​‌ ‍‌‌ ​​‌‍‌‌​ ‌‌‍​‌‌ ​‍‌ ‌​‌‍‍‌‌‍​ ‌‍ ​‌‍‌‌​‍‌‍‌ ​​‌‍​‌‌ ‌​‌‍‍​​ ‌‌‍​ ‌‍ ‌‍ ‍‌ ‌​‌‍‌‌‌‍ ‍‌ ‌​​‍‌‌​ ‌‌‌​​‍‌‌ ‌‍‍ ‌‍‌‌‌ ‍‌​‍‌‌​ ​ ‌​‌​​‍‌‌​ ​ ‌​‌​​‍‌‌​ ​‍​ ​‍‌‍​‍‌‍‌‍​ ‌‍​ ‌‍​ ​​​ ‌ ‌‍‌‍​ ​​​ ‌‌​ ​ ‌‍‌‌‌‍​ ​‍‌‌​ ​‍​ ​‍​‍‌‌​ ‌‌‌​‌​​‍ ‍‌‍​ ‌‍‍​‌‍‍‌‌‍ ​‌‍‌​‌ ​‍‌‍‌‌‌‍ ‍​‍‌‌​ ‌‌‌​​‍‌‌ ‌‍‍ ‌‍‌‌‌ ‍‌​‍‌‌​ ​ ‌​‌​​‍‌‌​ ​ ‌​‌​​‍‌‌​ ​‍​ ​‍‌‍​‍‌‍‌‍​ ‌‍​ ‌‍​ ​​​ ‌ ‌‍‌‍​ ​​​ ‌‌​ ​ ‌‍‌‌‌‍​ ​ ​​​‍‌‌​ ​‍​ ​‍​‍‌‌​ ‌‌‌​‌​​‍ ‍‌ ‌​‌‍‌‌‌ ‍​‌ ‌​​‍‌‍‌ ​​‌‍‌‌‌ ​‍‌ ​ ‌ ​​‌‍‌‌‌‍​ ‌ ‌​‌‍‍‌‌ ‌‍‌‍‌‌​ ‌‌ ​​‌ ‌‌‌‍​‍‌‍ ​‌‍‍‌‌ ​ ‌‍‍​‌‍‌‌‌‍‌​​‍​‍‌ ‌
As a seasoned community organizer,
Rebecca is the Director of Community
Partnerships providing leadership and
support for Riverkeeper’s campaigns
throughout the Hudson River watershed.
She is skilled at managing a team of